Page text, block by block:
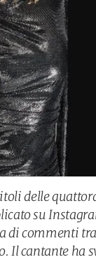
delle
su
di commenti
Il cantante ha